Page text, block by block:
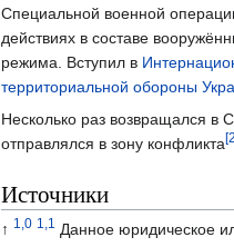
Специальной военной
действиях в составе
режима. Вступил в
территориальной обороны
Несколько раз возвращался в
отправлялся в зону конфликта
Источники
↑ 1,0 1,1
Данное юридическое